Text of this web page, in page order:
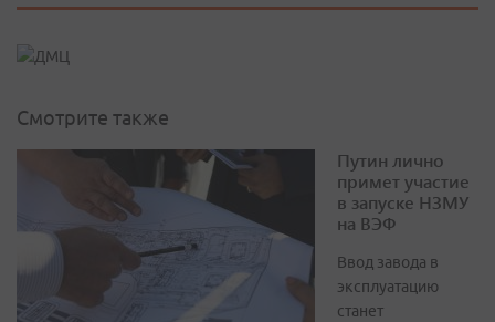
Смотрите также
Путин лично
примет участие
в запуске НЗМУ
на ВЭФ
Ввод завода в
эксплуатацию
станет